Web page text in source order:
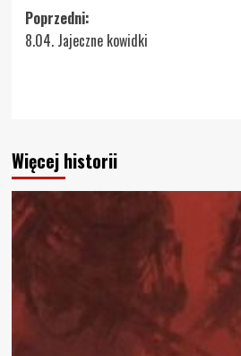
Zobacz
wpisy
Poprzedni:
8.04. Jajeczne kowidki
Więcej historii